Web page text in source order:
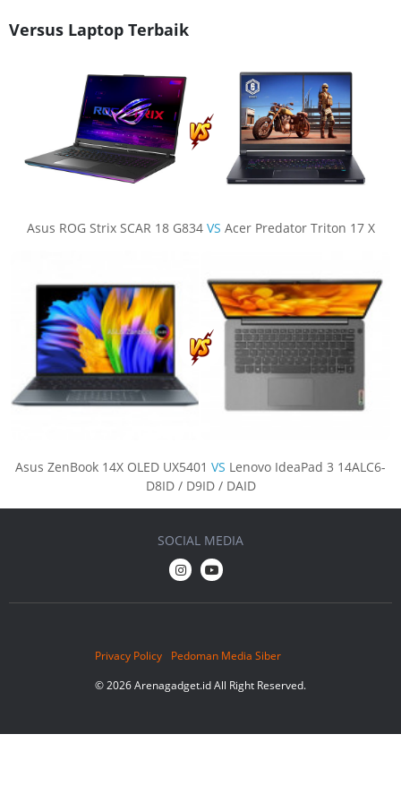
Versus Laptop Terbaik
Asus ROG Strix SCAR 18 G834 VS Acer Predator Triton 17 X
Asus ZenBook 14X OLED UX5401 VS Lenovo IdeaPad 3 14ALC6-
D8ID / D9ID / DAID
Privacy Policy
Pedoman Media Siber
© 2026 Arenagadget.id All Right Reserved.
SOCIAL MEDIA